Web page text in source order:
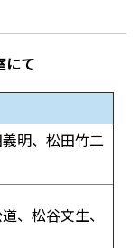
て
明、松田竹二
、松谷文生、